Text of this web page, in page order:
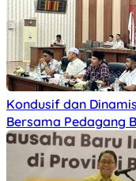
Kondusif dan
Bersama Pedagang